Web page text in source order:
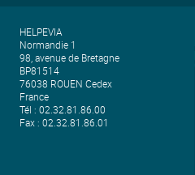
HELPEVIA
Normandie 1
98, avenue de Bretagne
BP81514
76038 ROUEN Cedex
France
Tél : 02.32.81.86.00
Fax : 02.32.81.86.01